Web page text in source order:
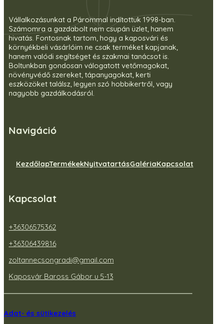
Vállalkozásunkat a Párommal indítottuk 1998-ban.
Számomra a gazdabolt nem csupán üzlet, hanem
hivatás. Fontosnak tartom, hogy a kaposvári és
környékbeli vásárlóim ne csak terméket kapjanak,
hanem valódi segítséget és szakmai tanácsot is.
Boltunkban gondosan válogatott vetőmagokat,
növényvédő szereket, tápanyagokat, kerti
eszközöket találsz, legyen szó hobbikertről, vagy
nagyobb gazdálkodásról.
Navigáció
KezdőlapTermékekNyitvatartásGalériaKapcsolat
Kapcsolat
+36306575362
+36306439816
zoltannecsongradi@gmail.com
Kaposvár Baross Gábor u 5-13
Adat- és sütikezelés